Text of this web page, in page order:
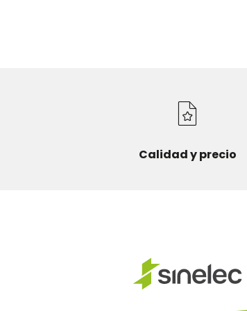
Calidad y precio